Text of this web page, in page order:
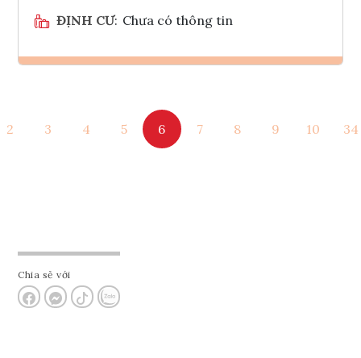
ĐỊNH CƯ: Chưa có thông tin
Tham vấn Interlink
2 3 4 5 6 7 8 9 10 34
Chia sẻ với